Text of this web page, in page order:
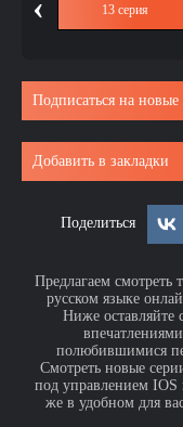
13 серия
Подписаться на новые
Добавить в закладки
Поделиться
Предлагаем смотреть
русском языке
Ниже оставляйте
полюбившимися
Смотреть новые
под управлением
же в удобном для